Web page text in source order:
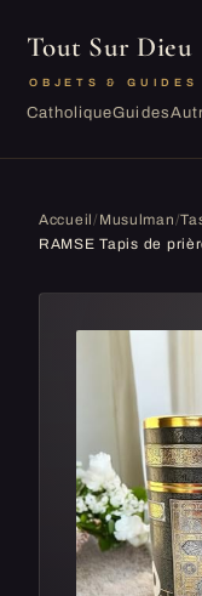
Tout Sur Dieu
OBJETS & GUIDES
CatholiqueGuides
Accueil/ Musulman/